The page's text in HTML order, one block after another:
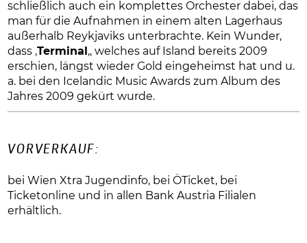
schließlich auch ein komplettes Orchester dabei, das
man für die Aufnahmen in einem alten Lagerhaus
außerhalb Reykjaviks unterbrachte. Kein Wunder,
dass ‚Terminal ‚, welches auf Island bereits 2009
erschien, längst wieder Gold eingeheimst hat und u.
a. bei den Icelandic Music Awards zum Album des
Jahres 2009 gekürt wurde.
VORVERKAUF:
bei Wien Xtra Jugendinfo, bei ÖTicket, bei
Ticketonline und in allen Bank Austria Filialen
erhältlich.